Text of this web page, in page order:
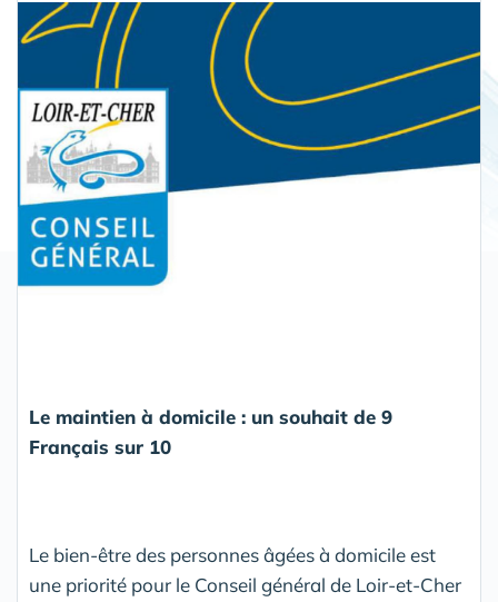
Le maintien à domicile : un souhait de 9
Français sur 10
Le bien-être des personnes âgées à domicile est
une priorité pour le Conseil général de Loir-et-Cher